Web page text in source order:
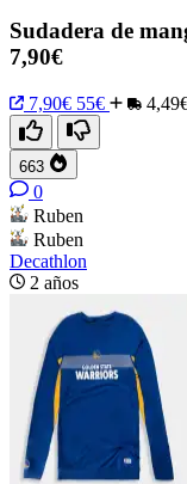
Sudadera de
7,90€
7,90€ 55€
663
0
Ruben
Ruben
Decathlon
2 años